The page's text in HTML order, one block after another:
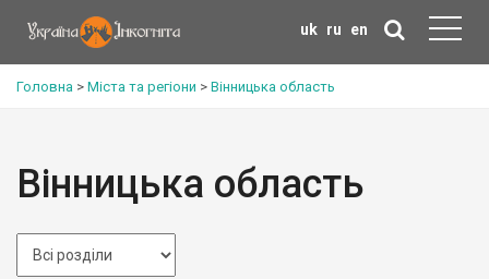
uk ru en
Головна > Міста та регіони > Вінницька область
Вінницька область